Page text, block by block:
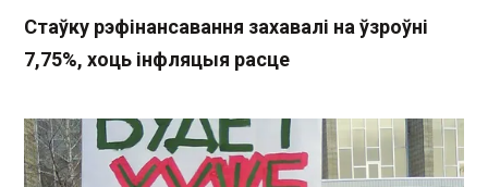
Стаўку рэфінансавання захавалі на ўзроўні
7,75%, хоць інфляцыя расце